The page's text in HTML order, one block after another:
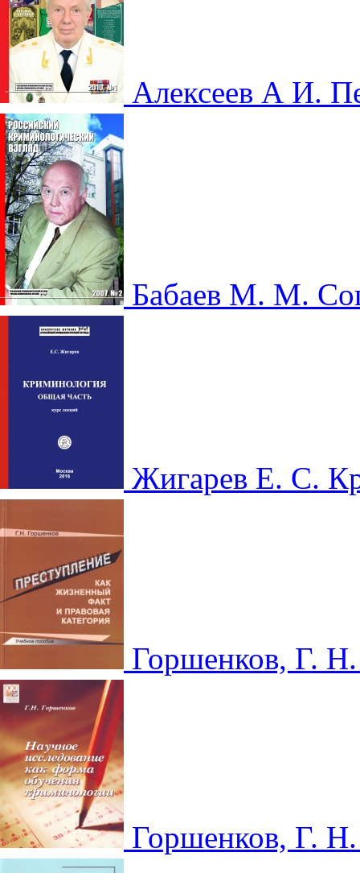
Алексеев А И.
Бабаев М. М.
Жигарев Е. С.
Горшенков, Г.
Горшенков, Г.